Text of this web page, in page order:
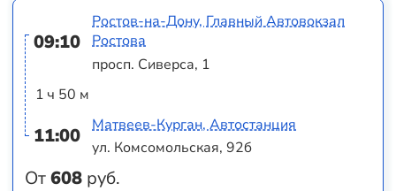
09:10
1 ч 50 м
11:00
От608 руб.
Ростов-на-Дону, Главный Автовокзал
Ростова
просп. Сиверса, 1
Матвеев-Курган, Автостанция
ул. Комсомольская, 92б